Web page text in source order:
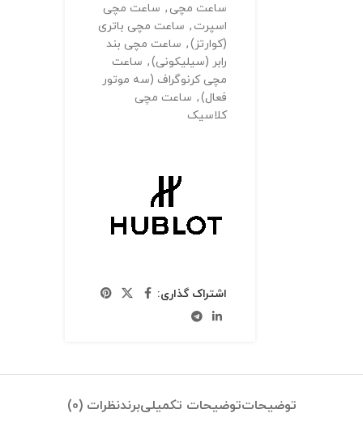
ساعت مچی , ساعت مچی
اسپرت , ساعت مچی باتری
(کوارتز), ساعت مچی بند
رابر (سیلیکونی), ساعت
مچی کرنوگراف (سه موتور
فعال), ساعت مچی
کلاسیک
اشتراک گذاری:
توضیحاتتوضیحات تکمیلیبرندنظرات (0)